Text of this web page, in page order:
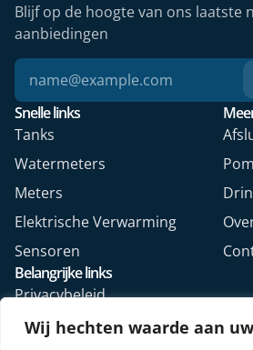
Wij hechten waarde aan
Snelle links
Tanks
Watermeters
Meters
Elektrische Verwarming
Sensoren
Belangrijke links
Privacybeleid
Algemene voorwaarden
Blijf op de hoogte van ons laatste
aanbiedingen